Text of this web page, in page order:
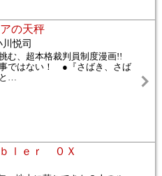
の天秤
悦司
む、超本格裁判員制度漫画!!
ではない！ ●『さばき、さば
…
ｌｅｒ ０Ｘ